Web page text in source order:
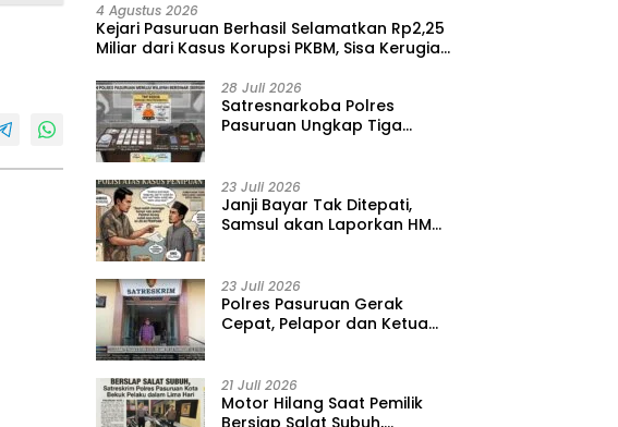
4 Agustus 2026
Kejari Pasuruan Berhasil Selamatkan Rp2,25
Miliar dari Kasus Korupsi PKBM, Sisa Kerugian
28 Juli 2026
‎Satresnarkoba Polres
Pasuruan Ungkap Tiga
23 Juli 2026
‎Janji Bayar Tak Ditepati,
Samsul akan Laporkan HMD
23 Juli 2026
‎Polres Pasuruan Gerak
Cepat, Pelapor dan Ketua
Pasar Desa Randupitu ‎
21 Juli 2026
‎Motor Hilang Saat Pemilik
Bersiap Salat Subuh,